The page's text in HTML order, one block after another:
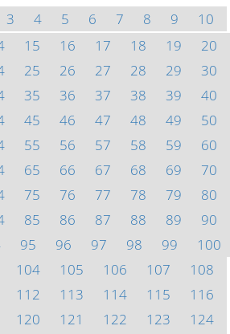
3 4 5 6 7 8 9
10
15 16 17 18 19
20
25 26 27 28 29
30
35 36 37 38 39
40
45 46 47 48 49
50
55 56 57 58 59
60
65 66 67 68 69
70
75 76 77 78 79
80
85 86 87 88 89
90
95 96 97 98 99
100
104 105 106 107
108
112 113 114 115
116
120 121 122 123
124